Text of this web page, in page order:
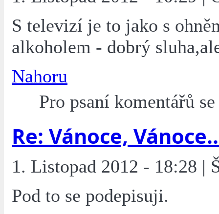
S televizí je to jako s
alkoholem - dobrý
Nahoru
Pro psaní komentářů
Re: Vánoce,
1. Listopad 2012 - 18:28 |
Pod to se podepisuji.